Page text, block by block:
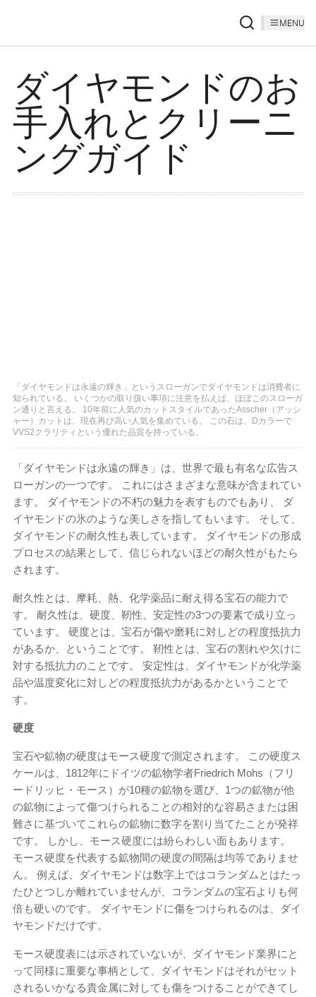
MENU
ダイヤモンドのお
手入れとクリーニ
ングガイド
「ダイヤモンドは永遠の輝き」というスローガンでダイヤモンドは消費者に
知られている。 いくつかの取り扱い事項に注意を払えば、ほぼこのスローガ
ン通りと言える。 10年前に人気のカットスタイルであったAsscher（アッシ
ャー）カットは、現在再び高い人気を集めている。 この石は、Dカラーで
VVS2クラリティという優れた品質を持っている。
「ダイヤモンドは永遠の輝き」は、世界で最も有名な広告ス
ローガンの一つです。 これにはさまざまな意味が含まれてい
ます。 ダイヤモンドの不朽の魅力を表すものでもあり、 ダ
イヤモンドの氷のような美しさを指してもいます。 そして、
ダイヤモンドの耐久性も表しています。 ダイヤモンドの形成
プロセスの結果として、信じられないほどの耐久性がもたら
されます。
耐久性とは、摩耗、熱、化学薬品に耐え得る宝石の能力で
す。 耐久性は、硬度、靭性、安定性の3つの要素で成り立っ
ています。 硬度とは、宝石が傷や磨耗に対しどの程度抵抗力
があるか、ということです。 靭性とは、宝石の割れや欠けに
対する抵抗力のことです。 安定性は、ダイヤモンドが化学薬
品や温度変化に対しどの程度抵抗力があるかということで
す。
硬度
宝石や鉱物の硬度はモース硬度で測定されます。 この硬度ス
ケールは、1812年にドイツの鉱物学者Friedrich Mohs（フリ
ードリッヒ・モース）が10種の鉱物を選び、1つの鉱物が他
の鉱物によって傷つけられることの相対的な容易さまたは困
難さに基づいてこれらの鉱物に数字を割り当てたことが発祥
です。 しかし、モース硬度には紛らわしい面もあります。
モース硬度を代表する鉱物間の硬度の間隔は均等でありませ
ん。 例えば、ダイヤモンドは数字上ではコランダムとはたっ
たひとつしか離れていませんが、コランダムの宝石よりも何
倍も硬いのです。 ダイヤモンドに傷をつけられるのは、ダイ
ヤモンドだけです。
モース硬度表には示されていないが、ダイヤモンド業界にと
って同様に重要な事柄として、ダイヤモンドはそれがセット
されるいかなる貴金属に対しても傷をつけることができてし